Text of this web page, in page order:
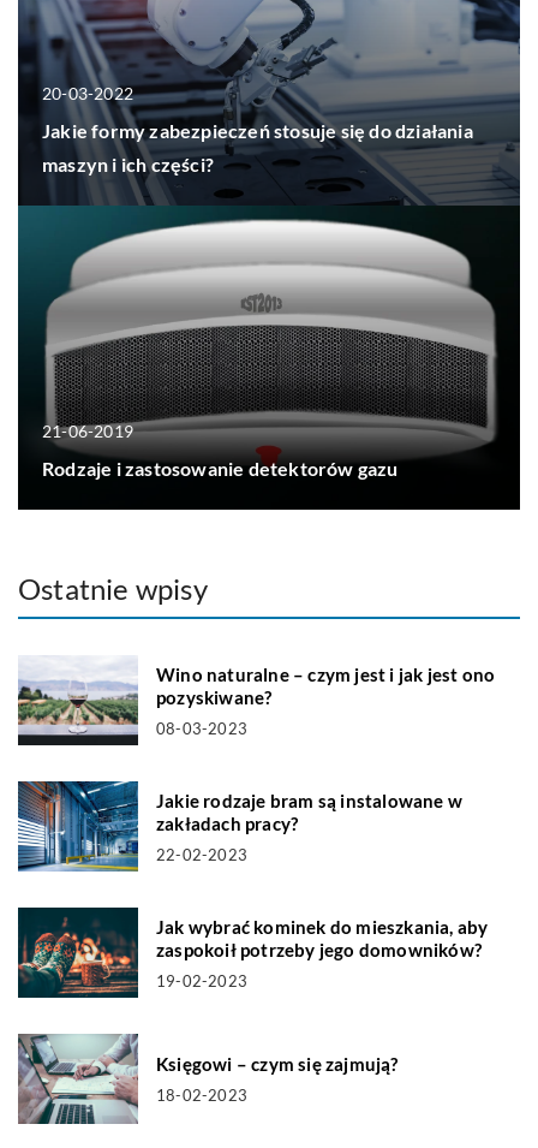
20-03-2022
Jakie formy zabezpieczeń stosuje się do działania
maszyn i ich części?
21-06-2019
Rodzaje i zastosowanie detektorów gazu
Ostatnie wpisy
Wino naturalne – czym jest i jak jest ono
pozyskiwane?
08-03-2023
Jakie rodzaje bram są instalowane w
zakładach pracy?
22-02-2023
Jak wybrać kominek do mieszkania, aby
zaspokoił potrzeby jego domowników?
19-02-2023
Księgowi – czym się zajmują?
18-02-2023